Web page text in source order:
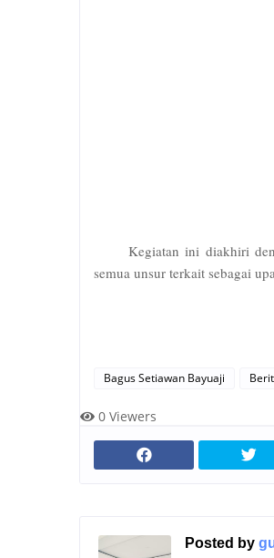
Kegiatan ini diakhiri
semua unsur terkait sebagai
Bagus Setiawan Bayuaji
0 Viewers
Posted by